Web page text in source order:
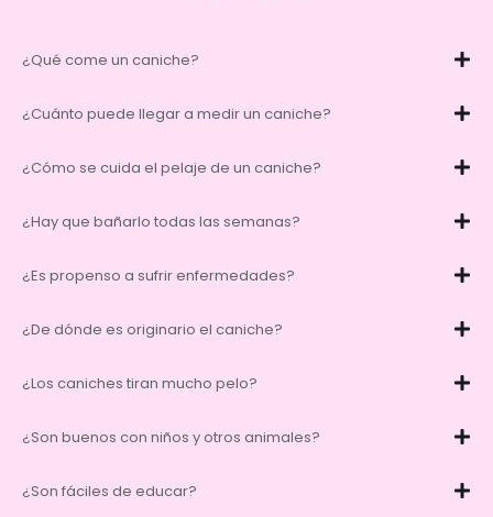
¿Qué come un caniche?
¿Cuánto puede llegar a medir un caniche?
¿Cómo se cuida el pelaje de un caniche?
¿Hay que bañarlo todas las semanas?
¿Es propenso a sufrir enfermedades?
¿De dónde es originario el caniche?
¿Los caniches tiran mucho pelo?
¿Son buenos con niños y otros animales?
¿Son fáciles de educar?